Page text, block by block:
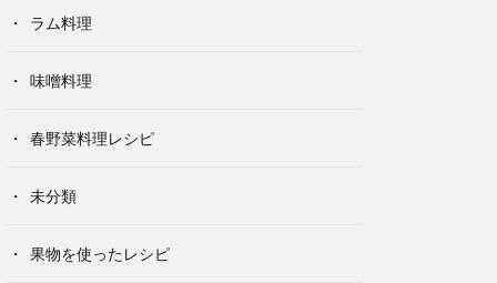
ラム料理
味噌料理
春野菜料理レシピ
未分類
果物を使ったレシピ